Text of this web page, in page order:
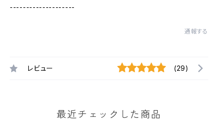
--------------------
通報する
レビュー (29)
最近チェックした商品